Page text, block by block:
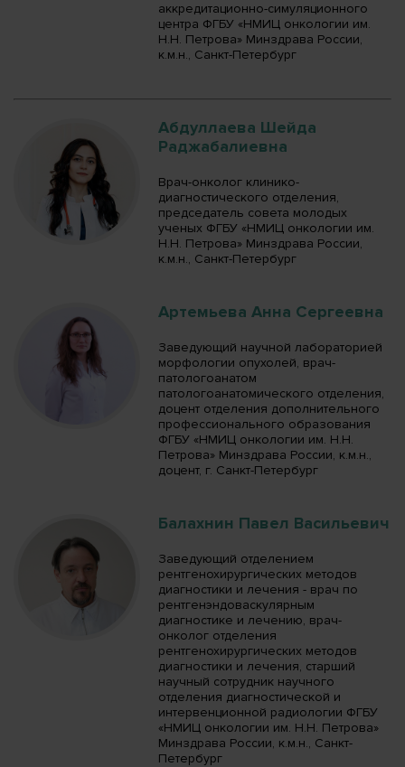
аккредитационно-симуляционного
центра ФГБУ «НМИЦ онкологии им.
Н.Н. Петрова» Минздрава России,
к.м.н., Санкт-Петербург
Абдуллаева Шейда
Раджабалиевна
Врач-онколог клинико-
диагностического отделения,
председатель совета молодых
ученых ФГБУ «НМИЦ онкологии им.
Н.Н. Петрова» Минздрава России,
к.м.н., Санкт-Петербург
Артемьева Анна Сергеевна
Заведующий научной лабораторией
морфологии опухолей, врач-
патологоанатом
патологоанатомического отделения,
доцент отделения дополнительного
профессионального образования
ФГБУ «НМИЦ онкологии им. Н.Н.
Петрова» Минздрава России, к.м.н.,
доцент, г. Санкт-Петербург
Балахнин Павел Васильевич
Заведующий отделением
рентгенохирургических методов
диагностики и лечения - врач по
рентгенэндоваскулярным
диагностике и лечению, врач-
онколог отделения
рентгенохирургических методов
диагностики и лечения, старший
научный сотрудник научного
отделения диагностической и
интервенционной радиологии ФГБУ
«НМИЦ онкологии им. Н.Н. Петрова»
Минздрава России, к.м.н., Санкт-
Петербург